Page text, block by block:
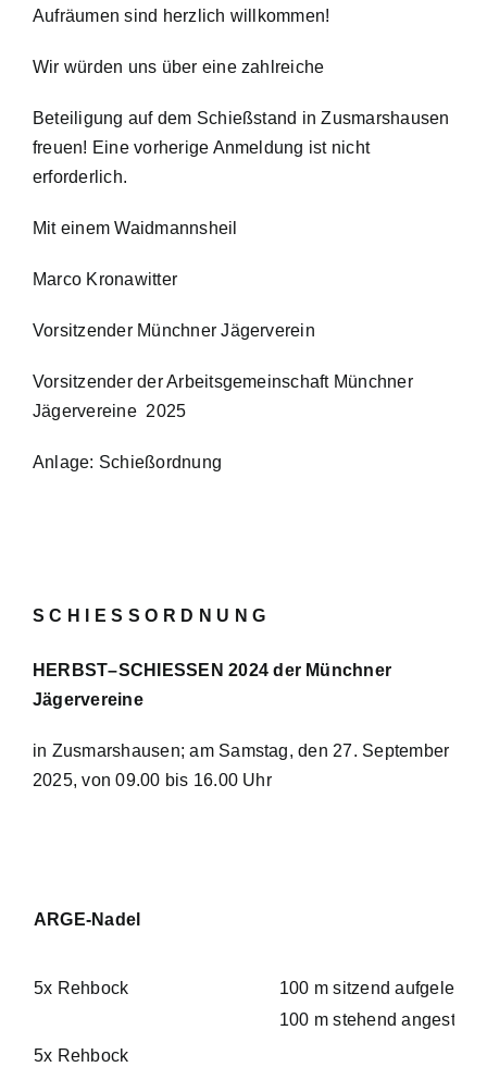
Aufräumen sind herzlich willkommen!
Wir würden uns über eine zahlreiche
Beteiligung auf dem Schießstand in Zusmarshausen
freuen! Eine vorherige Anmeldung ist nicht
erforderlich.
Mit einem Waidmannsheil
Marco Kronawitter
Vorsitzender Münchner Jägerverein
Vorsitzender der Arbeitsgemeinschaft Münchner
Jägervereine 2025
Anlage: Schießordnung
S C H I E S S O R D N U N G
HERBST–SCHIESSEN 2024 der Münchner
Jägervereine
in Zusmarshausen; am Samstag, den 27. September
2025, von 09.00 bis 16.00 Uhr
ARGE-Nadel
5x Rehbock 100 m sitzend aufgelegt
5x Rehbock
100 m stehend